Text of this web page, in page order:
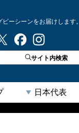
ーシーンをお届けします。
ビーリパブリック
サイト内検索
日本代表